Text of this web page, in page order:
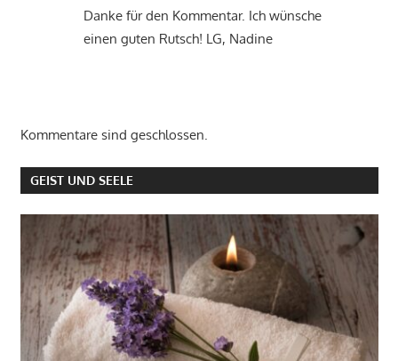
Danke für den Kommentar. Ich wünsche
einen guten Rutsch! LG, Nadine
Kommentare sind geschlossen.
GEIST UND SEELE